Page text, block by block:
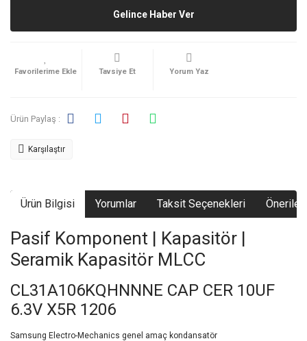
Gelince Haber Ver
Tavsiye Et Yorum Yaz
Ürün Paylaş :
Karşılaştır
Ürün Bilgisi Yorumlar Taksit Seçenekleri
Pasif Komponent | Kapasitör |
Seramik Kapasitör MLCC
CL31A106KQHNNNE CAP CER 10UF
6.3V X5R 1206
Samsung Electro-Mechanics genel amaç kondansatör